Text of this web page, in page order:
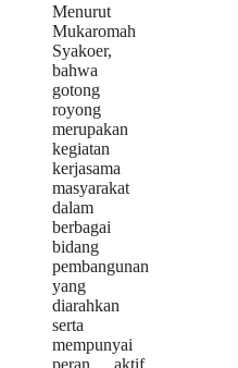
Menurut
Mukaromah
Syakoer,
bahwa
gotong
royong
merupakan
kegiatan
kerjasama
masyarakat
dalam
berbagai
bidang
pembangunan
yang
diarahkan
serta
mempunyai
peran aktif